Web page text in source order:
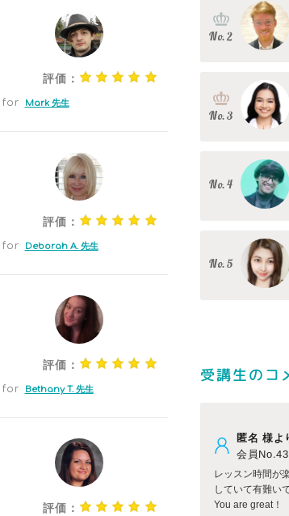
評価：
for Mark 先生
評価：
for Deborah A. 先生
評価：
for Bethany T. 先生
評価：
受講生のコ
匿名 様よ
会員
レッスン時間が
していて有難い
You are great！